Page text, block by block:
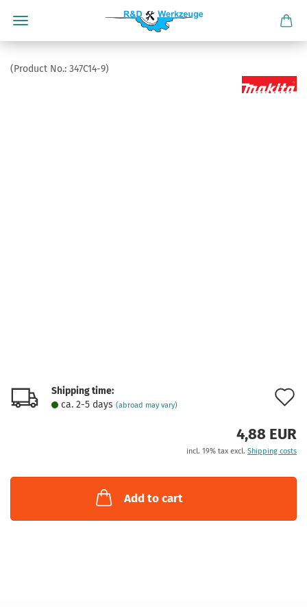
(Product No.: 347C14-9)
Shipping time:
ca. 2-5 days (abroad may vary)
4,88 EUR
incl. 19% tax excl. Shipping costs
Add to cart